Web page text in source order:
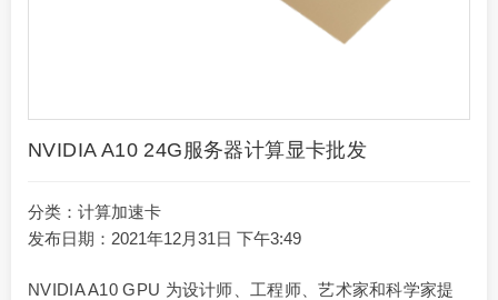
NVIDIA A10 24G服务器计算显卡批发
分类： 计算加速卡
发布日期：2021年12月31日 下午3:49
NVIDIA A10 GPU 为设计师、工程师、艺术家和科学家提